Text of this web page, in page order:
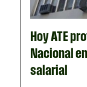
Hoy ATE
Nacional
salarial